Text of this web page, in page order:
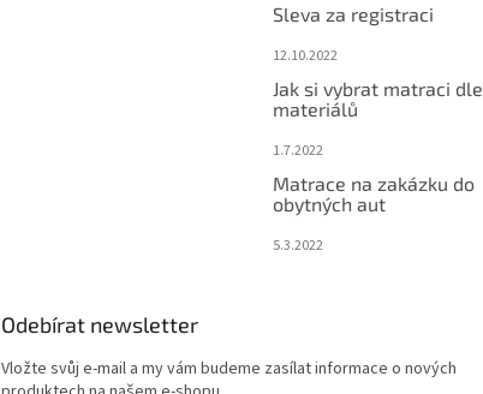
Sleva za registraci
12.10.2022
Jak si vybrat matraci dle
materiálů
1.7.2022
Matrace na zakázku do
obytných aut
5.3.2022
Odebírat newsletter
Vložte svůj e-mail a my vám budeme zasílat informace o nových